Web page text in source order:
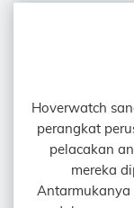
Hoverwatch
perangkat
pelacakan
mereka
Antarmukanya